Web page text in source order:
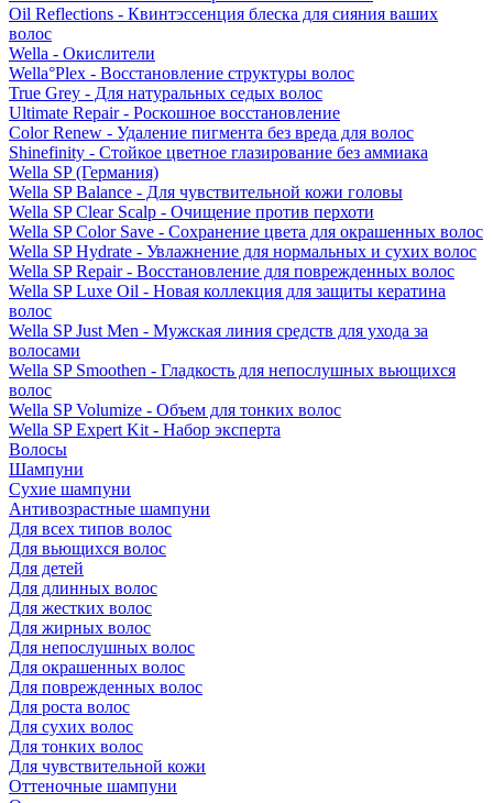
Oil Reflections - Квинтэссенция блеска для сияния ваших
волос
Wella - Окислители
Wella°Plex - Восстановление структуры волос
True Grey - Для натуральных седых волос
Ultimate Repair - Роскошное восстановление
Color Renew - Удаление пигмента без вреда для волос
Shinefinity - Стойкое цветное глазирование без аммиака
Wella SP (Германия)
Wella SP Balance - Для чувствительной кожи головы
Wella SP Clear Scalp - Очищение против перхоти
Wella SP Color Save - Сохранение цвета для окрашенных волос
Wella SP Hydrate - Увлажнение для нормальных и сухих волос
Wella SP Repair - Восстановление для поврежденных волос
Wella SP Luxe Oil - Новая коллекция для защиты кератина
волос
Wella SP Just Men - Мужская линия средств для ухода за
волосами
Wella SP Smoothen - Гладкость для непослушных вьющихся
волос
Wella SP Volumize - Объем для тонких волос
Wella SP Expert Kit - Набор эксперта
Волосы
Шампуни
Сухие шампуни
Антивозрастные шампуни
Для всех типов волос
Для вьющихся волос
Для детей
Для длинных волос
Для жестких волос
Для жирных волос
Для непослушных волос
Для окрашенных волос
Для поврежденных волос
Для роста волос
Для сухих волос
Для тонких волос
Для чувствительной кожи
Оттеночные шампуни